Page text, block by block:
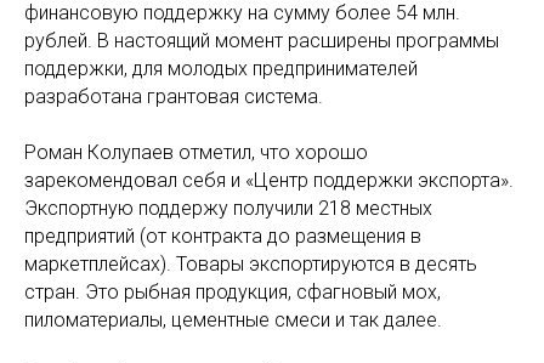
финансовую поддержку на сумму более 54 млн.
рублей. В настоящий момент расширены программы
поддержки, для молодых предпринимателей
разработана грантовая система.
Роман Колупаев отметил, что хорошо
зарекомендовал себя и «Центр поддержки экспорта».
Экспортную поддержу получили 218 местных
предприятий (от контракта до размещения в
маркетплейсах). Товары экспортируются в десять
стран. Это рыбная продукция, сфагновый мох,
пиломатериалы, цементные смеси и так далее.